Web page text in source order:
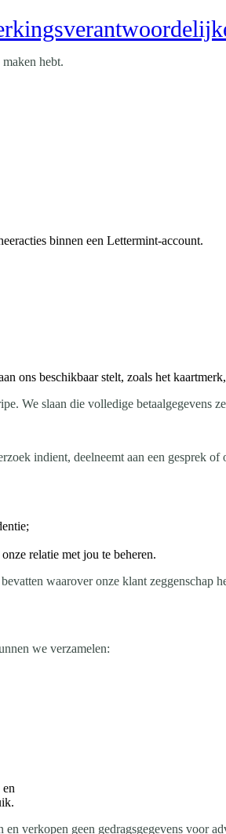
hebt.
binnen een Lettermint-account.
ons beschikbaar stelt, zoals het
We slaan die volledige betaalgegevens
indient, deelneemt aan een gesprek
relatie met jou te beheren.
waarover onze klant
we verzamelen:
verkopen geen gedragsgegevens voor